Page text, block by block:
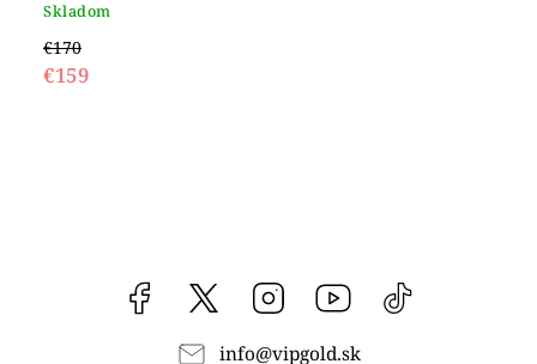
Skladom
€170
€159
Facebook vipgoldsk Instagram YouTube
info@vipgold.sk